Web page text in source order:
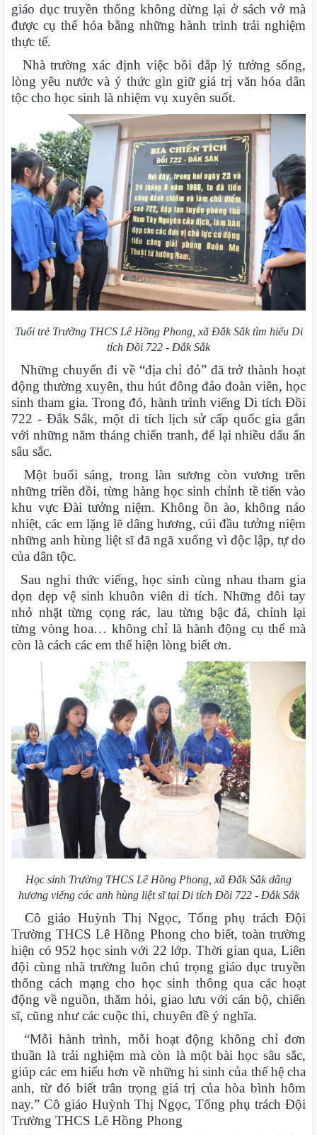
giáo dục truyền thống không dừng lại ở sách vở mà
được cụ thể hóa bằng những hành trình trải nghiệm
thực tế.
Nhà trường xác định việc bồi đắp lý tưởng sống,
lòng yêu nước và ý thức gìn giữ giá trị văn hóa dân
tộc cho học sinh là nhiệm vụ xuyên suốt.
Tuổi trẻ Trường THCS Lê Hồng Phong, xã Đắk Sắk tìm hiểu Di
tích Đồi 722 - Đắk Sắk
Những chuyến đi về “địa chỉ đỏ” đã trở thành hoạt
động thường xuyên, thu hút đông đảo đoàn viên, học
sinh tham gia. Trong đó, hành trình viếng Di tích Đồi
722 - Đắk Sắk, một di tích lịch sử cấp quốc gia gắn
với những năm tháng chiến tranh, để lại nhiều dấu ấn
sâu sắc.
Một buổi sáng, trong làn sương còn vương trên
những triền đồi, từng hàng học sinh chỉnh tề tiến vào
khu vực Đài tưởng niệm. Không ồn ào, không náo
nhiệt, các em lặng lẽ dâng hương, cúi đầu tưởng niệm
những anh hùng liệt sĩ đã ngã xuống vì độc lập, tự do
của dân tộc.
Sau nghi thức viếng, học sinh cùng nhau tham gia
dọn dẹp vệ sinh khuôn viên di tích. Những đôi tay
nhỏ nhặt từng cọng rác, lau từng bậc đá, chỉnh lại
từng vòng hoa… không chỉ là hành động cụ thể mà
còn là cách các em thể hiện lòng biết ơn.
Học sinh Trường THCS Lê Hồng Phong, xã Đắk Sắk dâng
hương viếng các anh hùng liệt sĩ tại Di tích Đồi 722 - Đắk Sắk
Cô giáo Huỳnh Thị Ngọc, Tổng phụ trách Đội
Trường THCS Lê Hồng Phong cho biết, toàn trường
hiện có 952 học sinh với 22 lớp. Thời gian qua, Liên
đội cùng nhà trường luôn chú trọng giáo dục truyền
thống cách mạng cho học sinh thông qua các hoạt
động về nguồn, thăm hỏi, giao lưu với cán bộ, chiến
sĩ, cũng như các cuộc thi, chuyên đề ý nghĩa.
“Mỗi hành trình, mỗi hoạt động không chỉ đơn
thuần là trải nghiệm mà còn là một bài học sâu sắc,
giúp các em hiểu hơn về những hi sinh của thế hệ cha
anh, từ đó biết trân trọng giá trị của hòa bình hôm
nay.” Cô giáo Huỳnh Thị Ngọc, Tổng phụ trách Đội
Trường THCS Lê Hồng Phong